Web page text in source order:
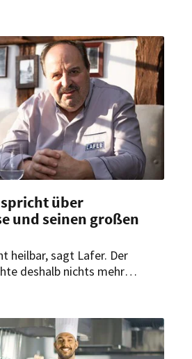
den Moment danach, ein
wurde, und die neue
für Deidesheim und die
über
und seinen großen
heilbar, sagt Lafer. Der
deshalb nichts mehr